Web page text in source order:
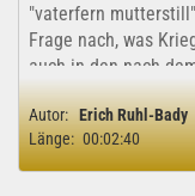
"vaterfern
Frage nach, was
auch in den nach
möglich? Am Ende
Autor: Erich Ruhl-Bady
Länge: 00:02:40